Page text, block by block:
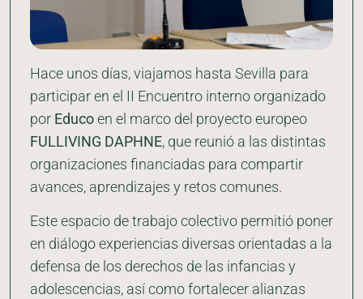
Hace unos días, viajamos hasta Sevilla para
participar en el II Encuentro interno organizado
por Educo en el marco del proyecto europeo
FULLIVING DAPHNE, que reunió a las distintas
organizaciones financiadas para compartir
avances, aprendizajes y retos comunes.
Este espacio de trabajo colectivo permitió poner
en diálogo experiencias diversas orientadas a la
defensa de los derechos de las infancias y
adolescencias, así como fortalecer alianzas